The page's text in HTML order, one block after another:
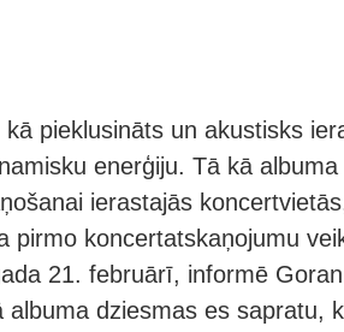
pieklusināts un akustisks
enerģiju. Tā kā
ierastajās
pirmo koncertatskaņojumu
21. februārī, informē
albuma dziesmas es sapratu,